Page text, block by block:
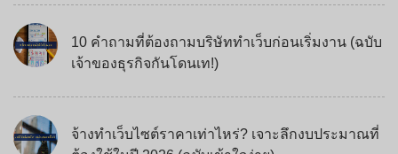
10 คำถามที่ต้องถามบริษัททำเว็บก่อนเริ่มงาน (ฉบับ
เจ้าของธุรกิจกันโดนเท!)
จ้างทำเว็บไซต์ราคาเท่าไหร่? เจาะลึกงบประมาณที่